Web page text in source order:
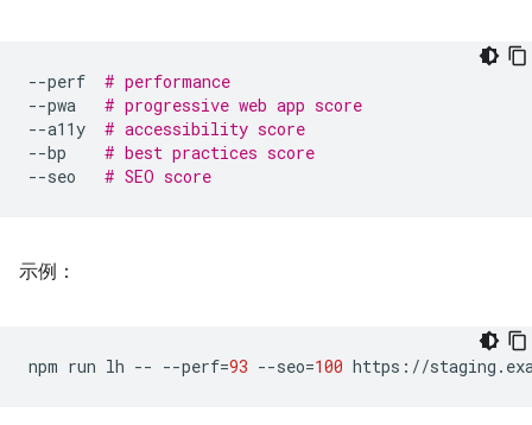
--perf
# performance
--pwa
# progressive web app score
--a11y
# accessibility score
--bp
# best practices score
--seo
# SEO score
示例：
npm run lh -- --perf=93 --seo=100